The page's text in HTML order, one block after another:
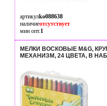
артикулko088638
наличиеотсутствует
мин опт.1
МЕЛКИ ВОСКОВЫЕ M&G,
МЕХАНИЗМ, 24 ЦВЕТА, В